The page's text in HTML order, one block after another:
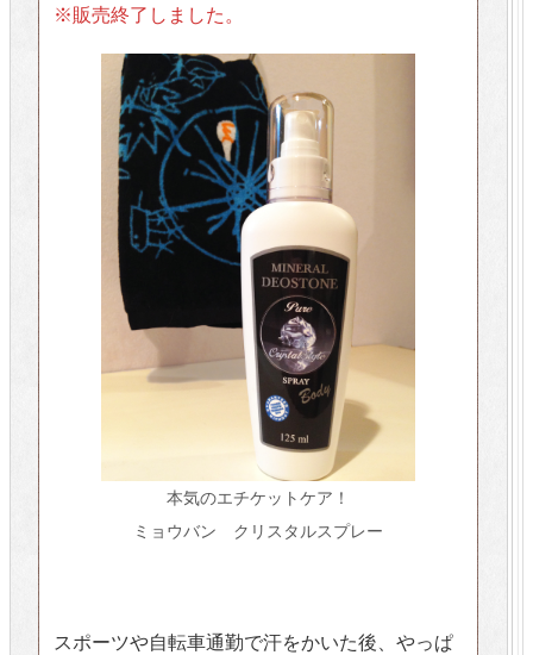
※販売終了しました。
本気のエチケットケア！
ミョウバン クリスタルスプレー
スポーツや自転車通勤で汗をかいた後、やっぱ